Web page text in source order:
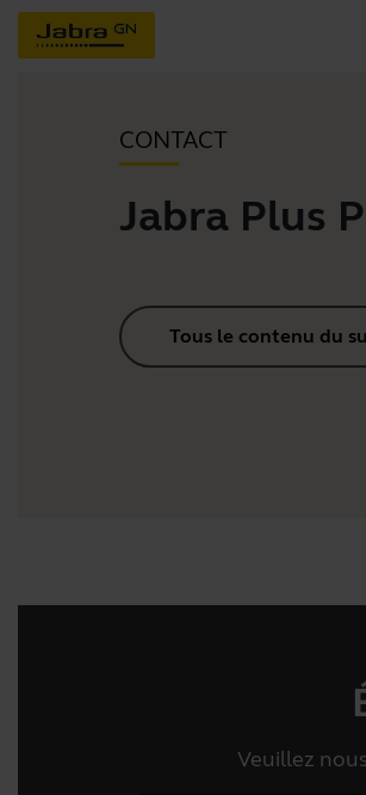
CONTACT
Jabra Plus
Tous le contenu du
Veuillez